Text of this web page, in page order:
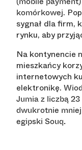
komórkowej.
sygnał dla firm,
rynku, aby
Na kontynencie
mieszkańcy
internetowych
elektronikę.
Jumia z liczbą
dwukrotnie
egipski Souq.